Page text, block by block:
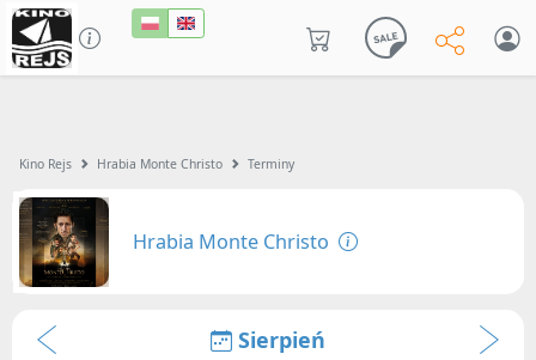
Kino Rejs Hrabia Monte Christo Terminy
Hrabia Monte Christo
Sierpień